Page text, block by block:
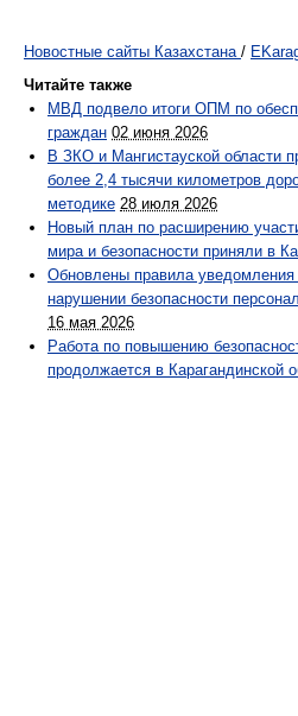
Новостные сайты Казахстана /
Читайте также
МВД подвело итоги ОПМ по
граждан 02 июня 2026
В ЗКО и Мангистауской области
более 2,4 тысячи километров
методике 28 июля 2026
Новый план по расширению
мира и безопасности приняли в
Обновлены правила уведомления
нарушении безопасности
16 мая 2026
Работа по повышению
продолжается в Карагандинской